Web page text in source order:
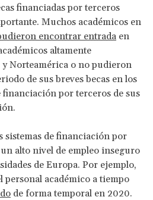
financiadas por terceros
Muchos académicos en
encontrar entrada en
altamente
Norteamérica o no pudieron
de sus breves becas en los
financiación por terceros de sus
sistemas de financiación por
alto nivel de empleo inseguro
de Europa. Por ejemplo,
personal académico a tiempo
de forma temporal en 2020.